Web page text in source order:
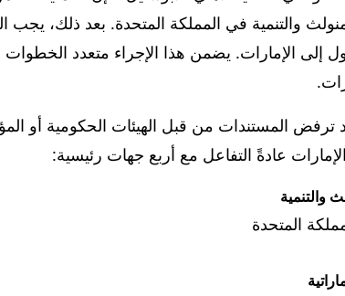
والتنمية في المملكة المتحدة. بعد ذلك،
إلى الإمارات. يضمن هذا الإجراء متعدد
ترفض المستندات من قبل الهيئات الحكومية أو
عادةً التفاعل مع أربع جهات رئيسية:
والتنمية
المتحدة